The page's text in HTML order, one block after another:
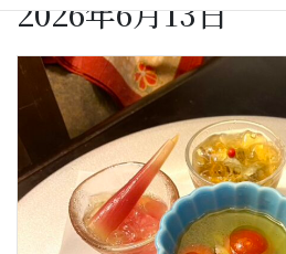
2026年6月13日